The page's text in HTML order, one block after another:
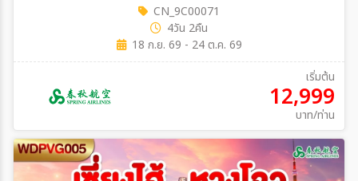
CN_9C00071
4วัน 2คืน
18 ก.ย. 69 - 24 ต.ค. 69
เริ่มต้น
12,999
บาท/ท่าน